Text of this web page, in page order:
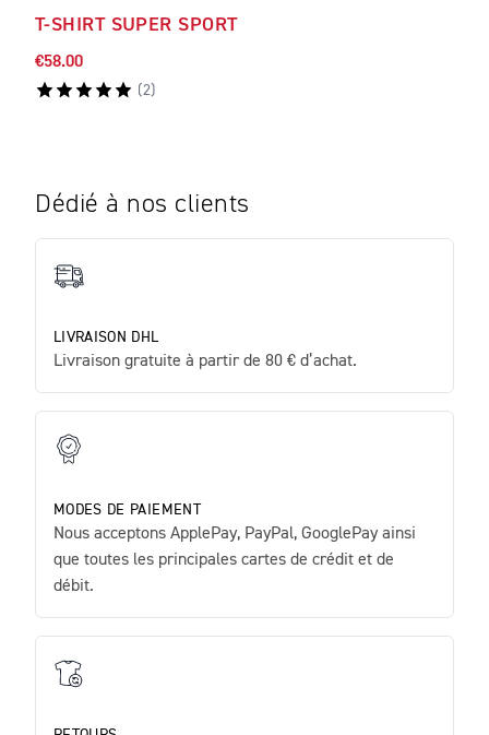
T-SHIRT SUPER SPORT
€58.00
( 2)
Dédié à nos clients
LIVRAISON DHL
Livraison gratuite à partir de 80 € d’achat.
MODES DE PAIEMENT
Nous acceptons ApplePay, PayPal, GooglePay ainsi
que toutes les principales cartes de crédit et de
débit.